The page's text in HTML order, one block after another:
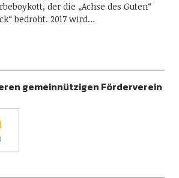
der die „Achse des Guten“
bedroht. 2017 wird…
gemeinnützigen Förderverein